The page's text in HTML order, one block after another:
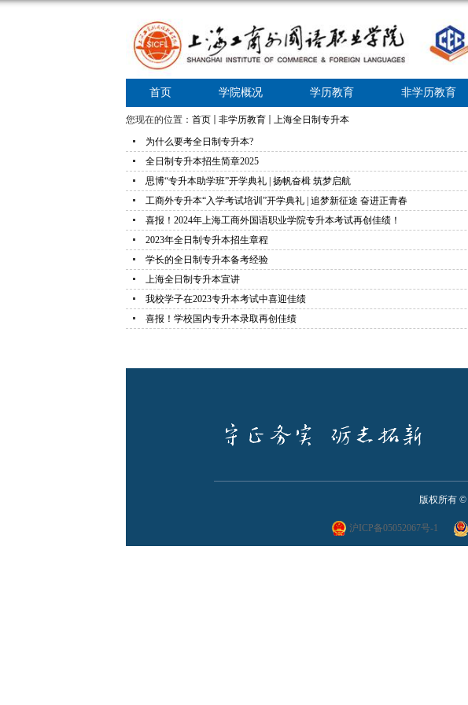
首页 学院概况 学历教育 非学历教育
您现在的位置： 首页 非学历教育
上海全日制专升本
为什么要考全日制专升本?
全日制专升本招生简章2025
思博“专升本助学班”开学典礼 | 扬帆奋楫 筑梦启航
工商外专升本“入学考试培训”开学典礼 | 追梦新征途 奋进正青春
喜报！2024年上海工商外国语职业学院专升本考试再创佳绩！
2023年全日制专升本招生章程
学长的全日制专升本备考经验
上海全日制专升本宣讲
我校学子在2023专升本考试中喜迎佳绩
喜报！学校国内专升本录取再创佳绩
版权所有 ©
沪ICP备05052067号-1